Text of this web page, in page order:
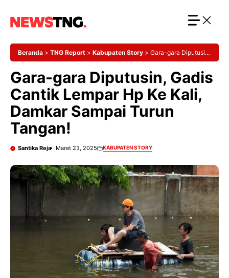
Beranda > TNG Report > Kabupaten Story > Gara-gara Diputusin,
Gara-gara Diputusin, Gadis
Cantik Lempar Hp Ke Kali,
Damkar Sampai Turun
Tangan!
Santika Reja Maret 23, 2025 KABUPATEN STORY